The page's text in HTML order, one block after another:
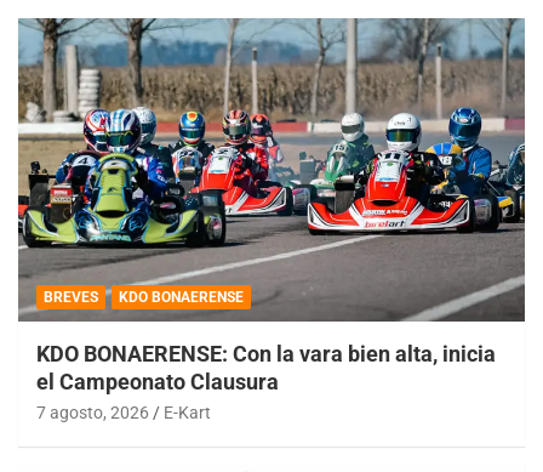
BREVES KDO BONAERENSE
KDO BONAERENSE: Con la vara bien alta, inicia
el Campeonato Clausura
7 agosto, 2026 E-Kart